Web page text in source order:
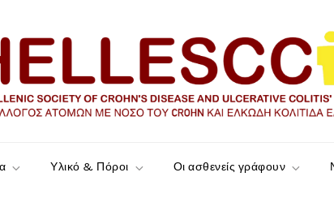
Υλικό & Πόροι Οι ασθενείς γράφουν